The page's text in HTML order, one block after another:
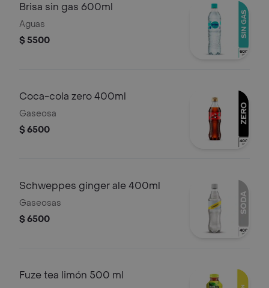
Brisa sin gas 600ml
Aguas
$ 5500
Coca-cola zero 400ml
Gaseosa
$ 6500
Schweppes ginger ale 400ml
Gaseosas
$ 6500
Fuze tea limón 500 ml